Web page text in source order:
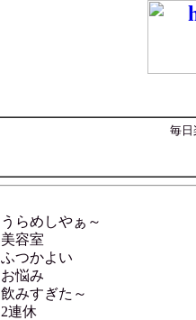
毎日
うらめしやぁ～
美容室
ふつかよい
お悩み
飲みすぎた～
2連休